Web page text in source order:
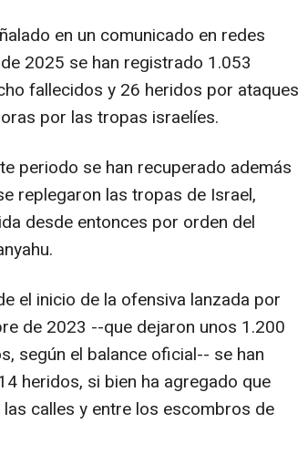
en un comunicado en redes
2025 se han registrado 1.053
fallecidos y 26 heridos por ataques
por las tropas israelíes.
periodo se han recuperado además
replegaron las tropas de Israel,
desde entonces por orden del
el inicio de la ofensiva lanzada por
de 2023 --que dejaron unos 1.200
según el balance oficial-- se han
heridos, si bien ha agregado que
calles y entre los escombros de